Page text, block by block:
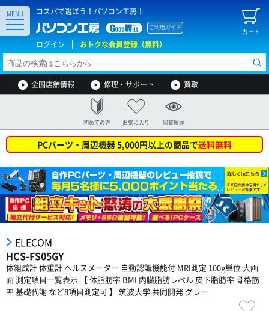
コスパで選ぼう！パソコン工房！
カート
ご利用ガイド
ログイン おトクな会員登録（無料）
MENU
全国店舗情報 修理・サポート 買取
初めての方 お気に入り 閲覧履歴
PCパーツ・周辺機器 5,000円以上の商品で送料無料
ELECOM
HCS-FS05GY
体組成計 体重計 ヘルスメーター 自動認識機能付 MRI測定 100g単位 大画
面 測定項目一覧表示 【 体脂肪率 BMI 内臓脂肪レベル 皮下脂肪率 骨格筋
率 基礎代謝 など8項目測定可 】 筑波大学 共同開発 グレー